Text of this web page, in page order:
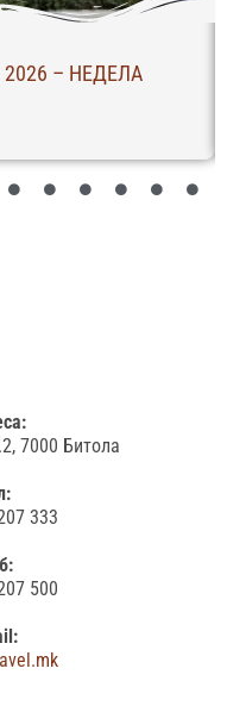
2026 – НЕДЕЛА
7000 Битола
333
500